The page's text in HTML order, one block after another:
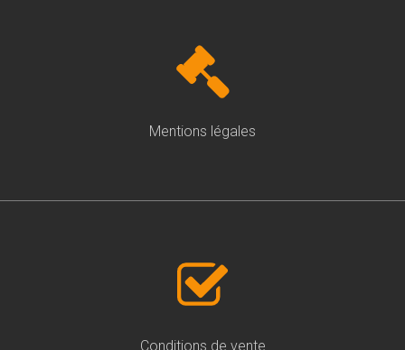
Mentions légales
Conditions de vente